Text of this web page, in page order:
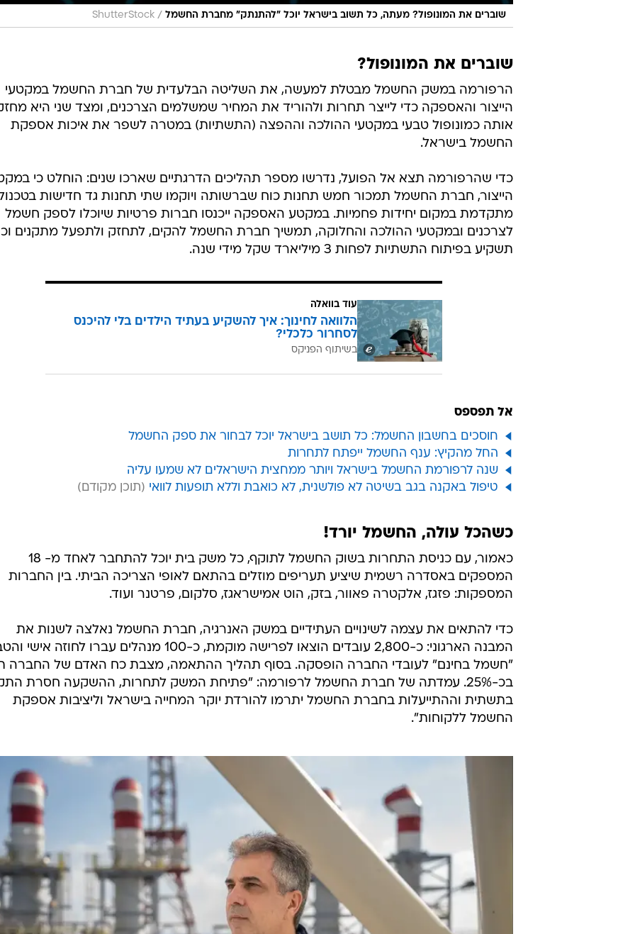
שוברים את המונופול? מעתה, כל תשוב בישראל יוכל "להתנתק" מחברת החשמל /
ShutterStock
שוברים את המונופול?
הרפורמה במשק החשמל מבטלת למעשה, את השליטה הבלעדית של חברת החשמל במקטעי
הייצור והאספקה כדי לייצר תחרות ולהוריד את המחיר שמשלמים הצרכנים, ומצד שני היא
אותה כמונופול טבעי במקטעי ההולכה וההפצה (התשתיות) במטרה לשפר את איכות אספקת
החשמל בישראל.
כדי שהרפורמה תצא אל הפועל, נדרשו מספר תהליכים הדרגתיים שארכו שנים: הוחלט כי
הייצור, חברת החשמל תמכור חמש תחנות כוח שברשותה ויוקמו שתי תחנות גד חדישות
מתקדמת במקום יחידות פחמיות. במקטע האספקה ייכנסו חברות פרטיות שיוכלו לספק חשמל
לצרכנים ובמקטעי ההולכה והחלוקה, תמשיך חברת החשמל להקים, לתחזק ולתפעל מתקנים
תשקיע בפיתוח התשתיות לפחות 3 מיליארד שקל מידי שנה.
עוד בוואלה
הלוואה לחינוך: איך להשקיע בעתיד הילדים בלי להיכנס
לסחרור כלכלי?
בשיתוף הפניקס
אל תפספס
חוסכים בחשבון החשמל: כל תושב בישראל יוכל לבחור את ספק החשמל
החל מהקיץ: ענף החשמל ייפתח לתחרות
שנה לרפורמת החשמל בישראל ויותר ממחצית הישראלים לא שמעו עליה
טיפול באקנה בגב בשיטה לא פולשנית, לא כואבת וללא תופעות לוואי
כשהכל עולה, החשמל יורד!
כאמור, עם כניסת התחרות בשוק החשמל לתוקף, כל משק בית יוכל להתחבר לאחד מ- 18
המספקים באסדרה רשמית שיציע תעריפים מוזלים בהתאם לאופי הצריכה הביתי. בין החברות
המספקות: פזגז, אלקטרה פאוור, בזק, הוט אמישראגז, סלקום, פרטנר ועוד.
כדי להתאים את עצמה לשינויים העתידיים במשק האנרגיה, חברת החשמל נאלצה לשנות את
המבנה הארגוני: כ-2,800 עובדים הוצאו לפרישה מוקמת, כ-100 מנהלים עברו לחוזה
"חשמל בחינם" לעובדי החברה הופסקה. בסוף תהליך ההתאמה, מצבת כח האדם של החברה
בכ-25%. עמדתה של חברת החשמל לרפורמה: "פתיחת המשק לתחרות, ההשקעה חסרת
בתשתית וההתייעלות בחברת החשמל יתרמו להורדת יוקר המחייה בישראל וליציבות אספקת
החשמל ללקוחות".